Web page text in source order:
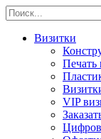
Визитки
Печать
VIP